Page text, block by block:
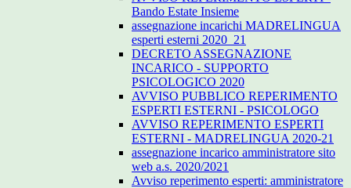
Bando Estate Insieme
assegnazione incarichi MADRELINGUA
esperti esterni 2020_21
DECRETO ASSEGNAZIONE
INCARICO - SUPPORTO
PSICOLOGICO 2020
AVVISO PUBBLICO REPERIMENTO
ESPERTI ESTERNI - PSICOLOGO
AVVISO REPERIMENTO ESPERTI
ESTERNI - MADRELINGUA 2020-21
assegnazione incarico amministratore sito
web a.s. 2020/2021
Avviso reperimento esperti: amministratore